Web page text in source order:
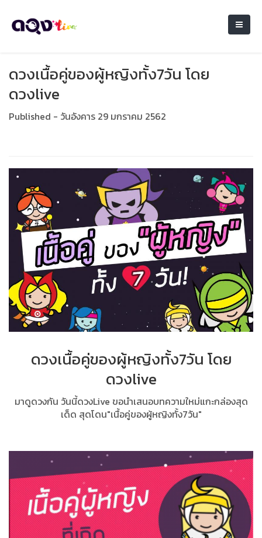
ดวงเนื้อคู่ของผู้หญิงทั้ง7วัน โดย
ดวงlive
Published - วันอังคาร 29 มกราคม 2562
ดวงเนื้อคู่ของผู้หญิงทั้ง7วัน โดย
ดวงlive
มาดูดวงกัน วันนี้ดวงLive ขอนำเสนอบทความใหม่แกะกล่องสุด
เด็ด สุดโดน"เนื้อคู่ของผู้หญิงทั้ง7วัน"